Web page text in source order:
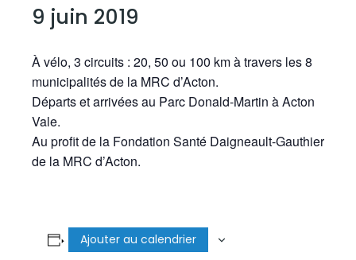
9 juin 2019
À vélo, 3 circuits : 20, 50 ou 100 km à travers les 8
municipalités de la MRC d’Acton.
Départs et arrivées au Parc Donald-Martin à Acton
Vale.
Au profit de la Fondation Santé Daigneault-Gauthier
de la MRC d’Acton.
Ajouter au calendrier